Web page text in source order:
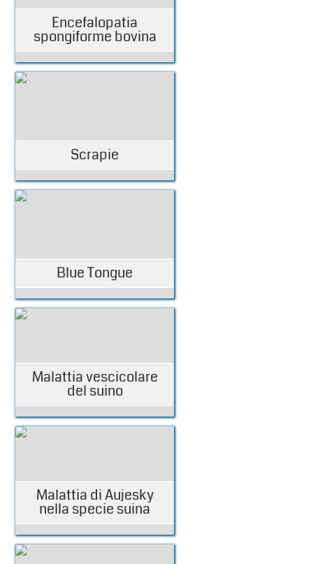
Encefalopatia
spongiforme bovina
Scrapie
Blue Tongue
Malattia vescicolare
del suino
Malattia di Aujesky
nella specie suina